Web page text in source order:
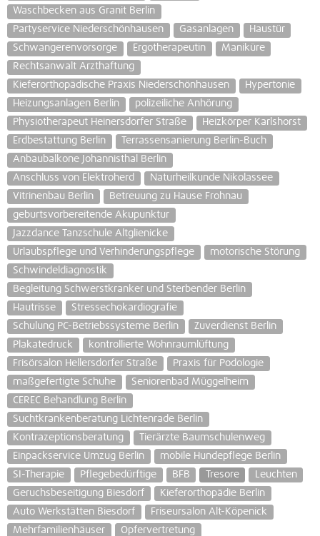
Waschbecken aus Granit Berlin
Partyservice Niederschönhausen
Gasanlagen
Haustür
Schwangerenvorsorge
Ergotherapeutin
Maniküre
Rechtsanwalt Arzthaftung
Kieferorthopädische Praxis Niederschönhausen
Hypertonie
Heizungsanlagen Berlin
polizeiliche Anhörung
Physiotherapeut Heinersdorfer Straße
Heizkörper Karlshorst
Erdbestattung Berlin
Terrassensanierung Berlin-Buch
Anbaubalkone Johannisthal Berlin
Anschluss von Elektroherd
Naturheilkunde Nikolassee
Vitrinenbau Berlin
Betreuung zu Hause Frohnau
geburtsvorbereitende Akupunktur
Jazzdance Tanzschule Altglienicke
Urlaubspflege und Verhinderungspflege
motorische Störung
Schwindeldiagnostik
Begleitung Schwerstkranker und Sterbender Berlin
Hautrisse
Stressechokardiografie
Schulung PC-Betriebssysteme Berlin
Zuverdienst Berlin
Plakatedruck
kontrollierte Wohnraumlüftung
Frisörsalon Hellersdorfer Straße
Praxis für Podologie
maßgefertigte Schuhe
Seniorenbad Müggelheim
CEREC Behandlung Berlin
Suchtkrankenberatung Lichtenrade Berlin
Kontrazeptionsberatung
Tierärzte Baumschulenweg
Einpackservice Umzug Berlin
mobile Hundepflege Berlin
SI-Therapie
Pflegebedürftige BFB Tresore
Leuchten
Geruchsbeseitigung Biesdorf
Kieferorthopädie Berlin
Auto Werkstätten Biesdorf
Friseursalon Alt-Köpenick
Mehrfamilienhäuser
Opfervertretung